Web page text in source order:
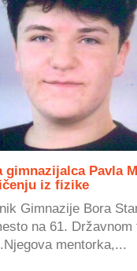
gimnazijalca Pavla
iz fizike
Gimnazije Bora
na 61. Državnom
mentorka,...